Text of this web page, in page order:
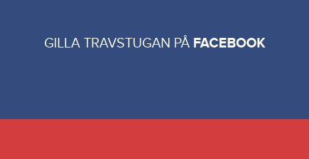
GILLA TRAVSTUGAN PÅ FACEBOOK